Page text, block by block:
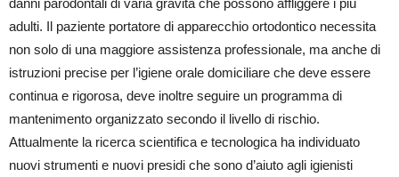
adulti. Il paziente portatore di apparecchio ortodontico necessita
non solo di una maggiore assistenza professionale, ma anche di
istruzioni precise per l’igiene orale domiciliare che deve essere
continua e rigorosa, deve inoltre seguire un programma di
mantenimento organizzato secondo il livello di rischio.
Attualmente la ricerca scientifica e tecnologica ha individuato
nuovi strumenti e nuovi presidi che sono d’aiuto agli igienisti